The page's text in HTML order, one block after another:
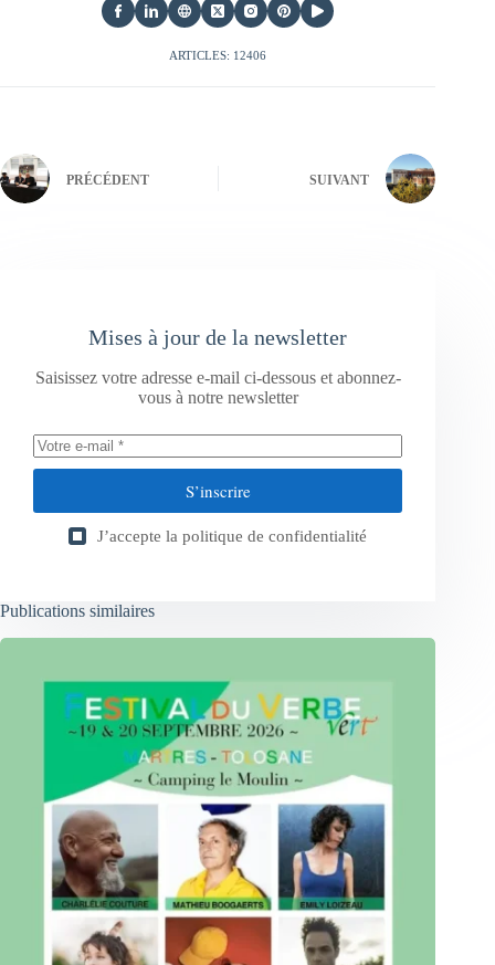
ARTICLES: 12406
PRÉCÉDENT SUIVANT
Mises à jour de la newsletter
Saisissez votre adresse e-mail ci-dessous et abonnez-
vous à notre newsletter
S’inscrire
J’accepte la politique de confidentialité
Publications similaires